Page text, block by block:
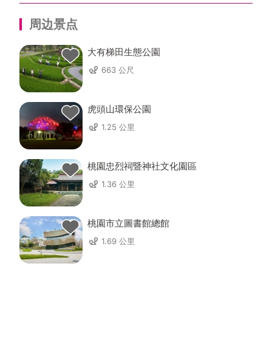
周边景点
大有梯田生態公園
663 公尺
虎頭山環保公園
1.25 公里
桃園忠烈祠暨神社文化園區
1.36 公里
桃園市立圖書館總館
1.69 公里